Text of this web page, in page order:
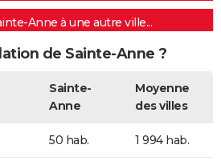
Anne à une autre ville...
de Sainte-Anne ?
Sainte-
Anne
Moyenne
des villes
50 hab. 1 994 hab.